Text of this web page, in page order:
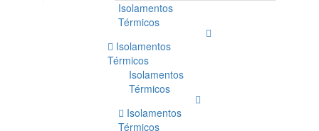
Isolamentos
Térmicos
Isolamentos
Térmicos
Isolamentos
Térmicos
Isolamentos
Térmicos